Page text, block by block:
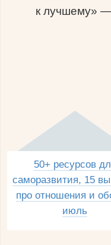
к лучшему»
50+ ресурсов
саморазвития, 15
про отношения и
июль